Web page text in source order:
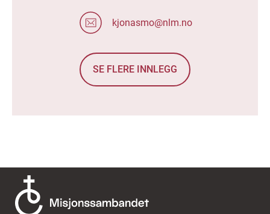
kjonasmo@nlm.no
SE FLERE INNLEGG